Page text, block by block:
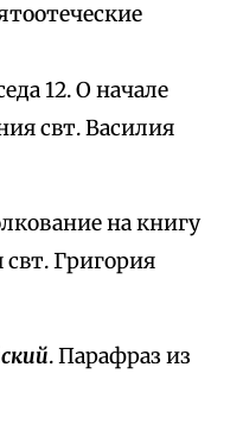
12. О начале
свт. Василия
на книгу
Григория
. Парафраз из